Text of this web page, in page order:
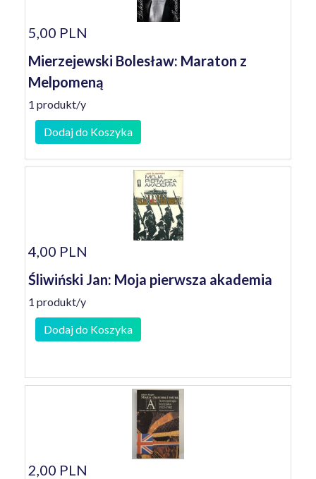
5,00 PLN
Mierzejewski Bolesław: Maraton z
Melpomeną
1 produkt/y
Dodaj do Koszyka
4,00 PLN
Śliwiński Jan: Moja pierwsza akademia
1 produkt/y
Dodaj do Koszyka
2,00 PLN